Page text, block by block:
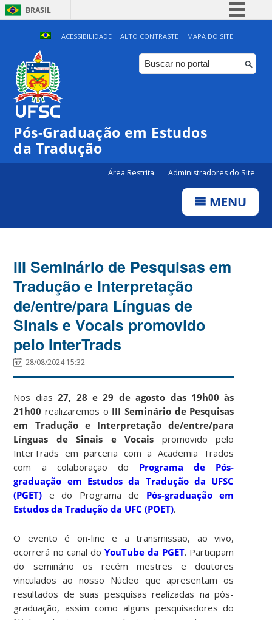
BRASIL
Simplifique!
Comunica BR
Participe
Canais
ACESSIBILIDADE ALTO CONTRASTE MAPA DO SITE
Pós-Graduação em Estudos
da Tradução
Área Restrita Administradores do Site
MENU
III Seminário de Pesquisas em
Tradução e Interpretação
de/entre/para Línguas de
Sinais e Vocais promovido
pelo InterTrads
28/08/2024 15:32
Nos dias27, 28 e 29 de agosto das 19h00 às
21h00 realizaremos o III Seminário de Pesquisas
em Tradução e Interpretação de/entre/para
Línguas de Sinais e Vocais promovido pelo
InterTrads em parceria com a Academia Trados
com a colaboração do Programa de Pós-
graduação em Estudos da Tradução da UFSC
(PGET) e do Programa de Pós-graduação em
Estudos da Tradução da UFC (POET).
O evento é on-line e a transmissão, ao vivo,
ocorrerá no canal do YouTube da PGET. Participam
do seminário os recém mestres e doutores
vinculados ao nosso Núcleo que apresentam os
resultados de suas pesquisas realizadas na pós-
graduação, assim como alguns pesquisadores do